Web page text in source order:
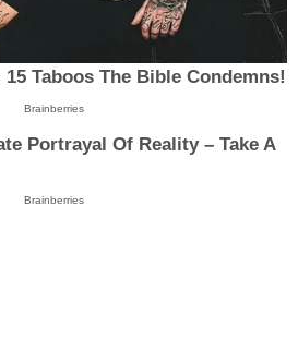
Taboos The Bible Condemns!
Brainberries
Portrayal Of Reality – Take A
Brainberries